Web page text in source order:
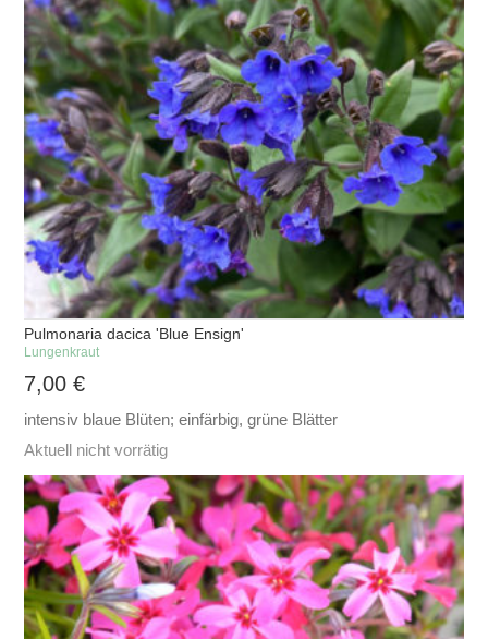
Pulmonaria dacica 'Blue Ensign'
Lungenkraut
7,00€
intensiv blaue Blüten; einfärbig, grüne Blätter
Aktuell nicht vorrätig